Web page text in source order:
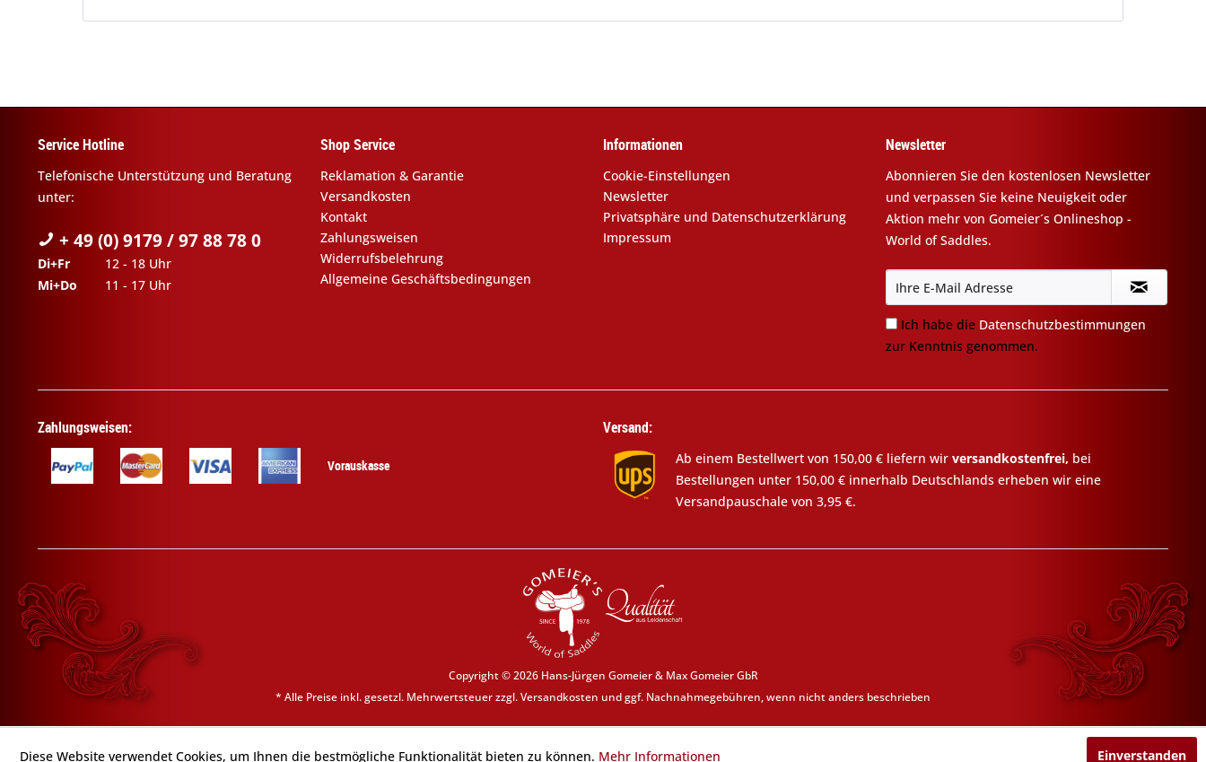
Service Hotline
Telefonische Unterstützung und Beratung
unter:
+ 49 (0) 9179 / 97 88 78 0
Di+Fr
12 - 18 Uhr
Mi+Do
11 - 17 Uhr
Shop Service
Reklamation & Garantie
Versandkosten
Kontakt
Zahlungsweisen
Widerrufsbelehrung
Allgemeine Geschäftsbedingungen
Informationen
Cookie-Einstellungen
Newsletter
Privatsphäre und Datenschutzerklärung
Impressum
Newsletter
Abonnieren Sie den kostenlosen Newsletter
und verpassen Sie keine Neuigkeit oder
Aktion mehr von Gomeier´s Onlineshop -
World of Saddles.
Ich habe die Datenschutzbestimmungen
zur Kenntnis genommen.
Zahlungsweisen:
Vorauskasse
Versand:
Ab einem Bestellwert von 150,00 € liefern wir versandkostenfrei, bei
Bestellungen unter 150,00 € innerhalb Deutschlands erheben wir eine
Versandpauschale von 3,95 €.
Copyright © 2026 Hans-Jürgen Gomeier & Max Gomeier GbR
* Alle Preise inkl. gesetzl. Mehrwertsteuer zzgl.Versandkosten und ggf. Nachnahmegebühren, wenn nicht anders beschrieben
Diese Website verwendet Cookies, um Ihnen die bestmögliche Funktionalität bieten zu können. Mehr Informationen Einverstanden